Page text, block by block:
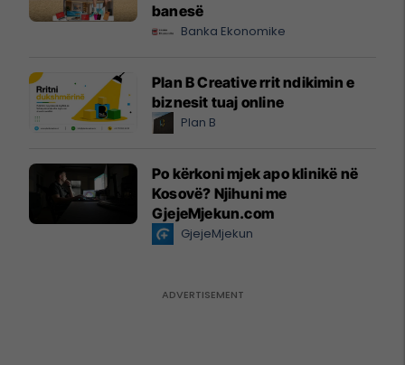
banesë
Banka Ekonomike
Plan B Creative rrit ndikimin e
biznesit tuaj online
Plan B
Po kërkoni mjek apo klinikë në
Kosovë? Njihuni me
GjejeMjekun.com
GjejeMjekun